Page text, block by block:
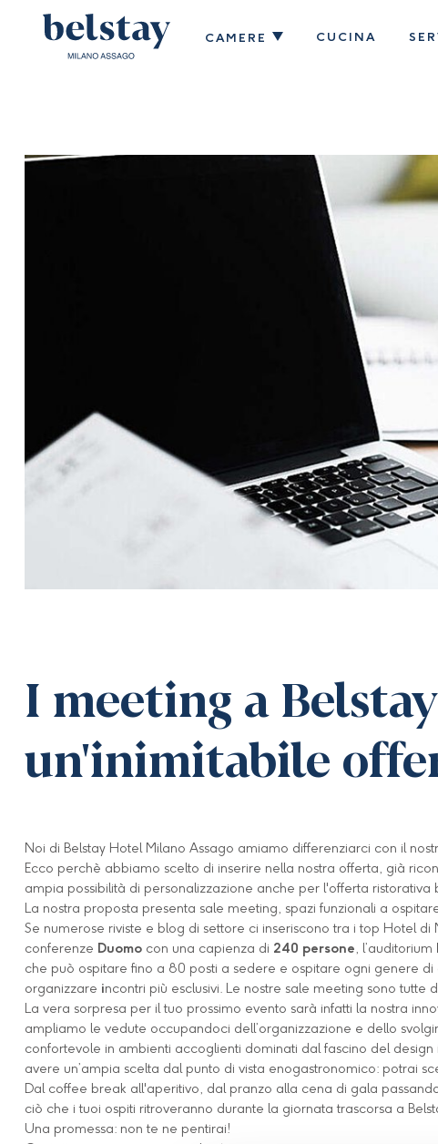
CAMERE CUCINA
I meeting a
un'inimitabile
Noi di Belstay Hotel Milano Assago amiamo differenziarci con il
Ecco perchè abbiamo scelto di inserire nella nostra offerta, già
ampia possibilità di personalizzazione anche per l'offerta ristorativa
La nostra proposta presenta sale meeting, spazi funzionali a
Se numerose riviste e blog di settore ci inseriscono tra i top Hotel
conferenze Duomo con una capienza di 240 persone , l’auditorium
che può ospitare fino a 80 posti a sedere e ospitare ogni genere di
organizzare incontri più esclusivi. Le nostre sale meeting sono tutte
La vera sorpresa per il tuo prossimo evento sarà infatti la nostra
ampliamo le vedute occupandoci dell’organizzazione e dello
confortevole in ambienti accoglienti dominati dal fascino del
avere un’ampia scelta dal punto di vista enogastronomico: potrai
Dal coffee break all'aperitivo, dal pranzo alla cena di gala
ciò che i tuoi ospiti ritroveranno durante la giornata trascorsa a
Una promessa: non te ne pentirai!